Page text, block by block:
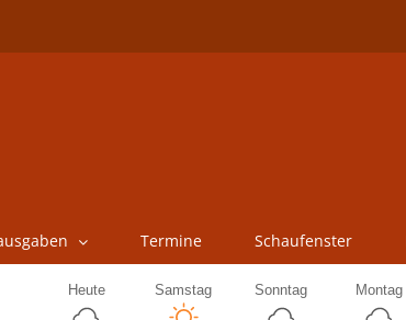
Termine Schaufenster